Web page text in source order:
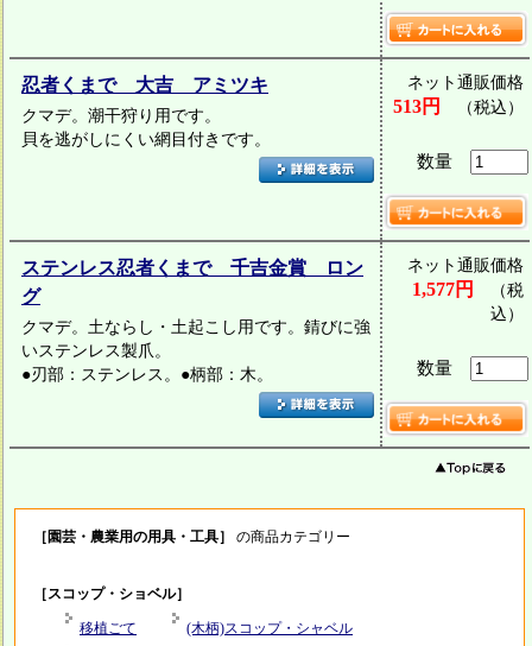
忍者くまで 大吉 アミツキ
クマデ。潮干狩り用です。
貝を逃がしにくい網目付きです。
ネット通販価格
513円 （税込）
数量
ステンレス忍者くまで 千吉金賞 ロン
グ
クマデ。土ならし・土起こし用です。錆びに強
いステンレス製爪。
●刃部：ステンレス。●柄部：木。
ネット通販価格
1,577円
（税
込）
数量
［園芸・農業用の用具・工具］ の商品カテゴリー
［スコップ・ショベル］
移植ごて (木柄)スコップ・シャベル